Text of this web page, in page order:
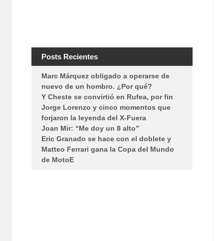
Posts Recientes
Marc Márquez obligado a operarse de
nuevo de un hombro. ¿Por qué?
Y Cheste se convirtió en Rufea, por fin
Jorge Lorenzo y cinco momentos que
forjaron la leyenda del X-Fuera
Joan Mir: “Me doy un 8 alto”
Eric Granado se hace con el doblete y
Matteo Ferrari gana la Copa del Mundo
de MotoE